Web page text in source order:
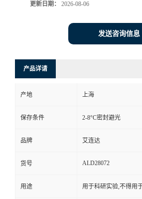
更新日期： 2026-08-06
发送咨询信息
产品详请
产地 上海
保存条件 2-8°C密封避光
品牌 艾连达
货号 ALD28072
用途 用于科研实验,不得用